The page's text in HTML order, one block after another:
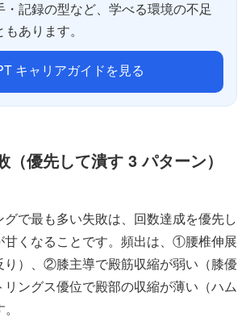
・記録の型など、学べる環境の不足
あります。
キャリアガイドを見る
（優先して潰す 3 パターン）
で最も多い失敗は、回数達成を優先し
甘くなることです。頻出は、①腰椎伸展
り）、②膝主導で殿筋収縮が弱い（膝優
ングス優位で殿部の収縮が薄い（ハム